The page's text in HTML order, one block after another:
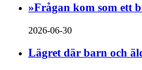
»Frågan kom som ett
2026-06-30
Lägret där barn och